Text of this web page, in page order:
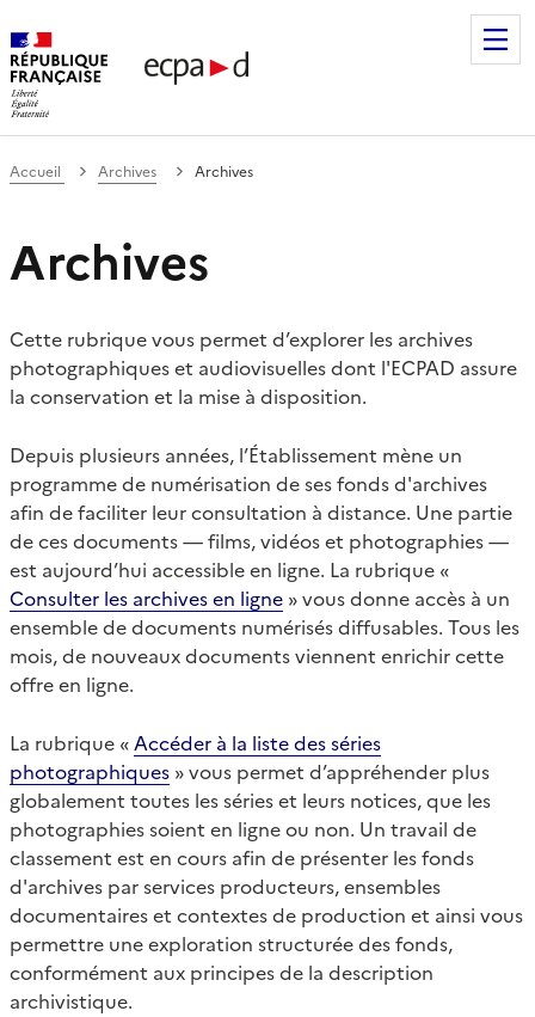
de communication et de production
Accueil Archives Archives
Archives
Cette rubrique vous permet d’explorer les archives
photographiques et audiovisuelles dont l'ECPAD assure
la conservation et la mise à disposition.
Depuis plusieurs années, l’Établissement mène un
programme de numérisation de ses fonds d'archives
afin de faciliter leur consultation à distance. Une partie
de ces documents — films, vidéos et photographies —
est aujourd’hui accessible en ligne. La rubrique «
Consulter les archives en ligne » vous donne accès à un
ensemble de documents numérisés diffusables. Tous les
mois, de nouveaux documents viennent enrichir cette
offre en ligne.
La rubrique « Accéder à la liste des séries
photographiques » vous permet d’appréhender plus
globalement toutes les séries et leurs notices, que les
photographies soient en ligne ou non. Un travail de
classement est en cours afin de présenter les fonds
d'archives par services producteurs, ensembles
documentaires et contextes de production et ainsi vous
permettre une exploration structurée des fonds,
conformément aux principes de la description
archivistique.